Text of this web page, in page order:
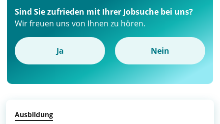
Sind Sie zufrieden mit Ihrer Jobsuche bei uns?
Wir freuen uns von Ihnen zu hören.
Ja Nein
Ausbildung